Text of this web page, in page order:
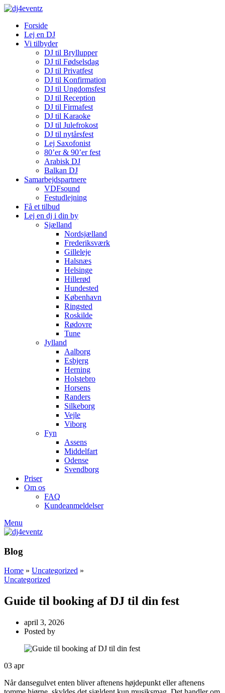
Forside
Lej en DJ
Vi tilbyder
DJ til Bryllupper
DJ til Fødselsdag
DJ til Privatfest
DJ til Konfirmation
DJ til Ungdomsfest
DJ til Reception
DJ til Firmafest
DJ til Karaoke
DJ til Julefrokost
DJ til nytårsfest
Lej Saxofonist
80’er & 90’er fest
Arabisk DJ
Balkan DJ
Samarbejdspartnere
VDFsound
Festudlejning
Få et tilbud
Lej en dj i din by
Sjælland
Nordsjælland
Frederiksværk
Gilleleje
Halsnæs
Helsinge
Hillerød
Hundested
København
Ringsted
Roskilde
Rødovre
Tune
Jylland
Aalborg
Esbjerg
Herning
Holstebro
Horsens
Randers
Silkeborg
Vejle
Viborg
Fyn
Assens
Middelfart
Odense
Svendborg
Priser
Om os
FAQ
Kundeanmeldelser
Menu
Blog
Home » Uncategorized »
Uncategorized
Guide til booking af DJ til din fest
april 3, 2026
Posted by
03 apr
Når dansegulvet enten bliver aftenens højdepunkt eller aftenens